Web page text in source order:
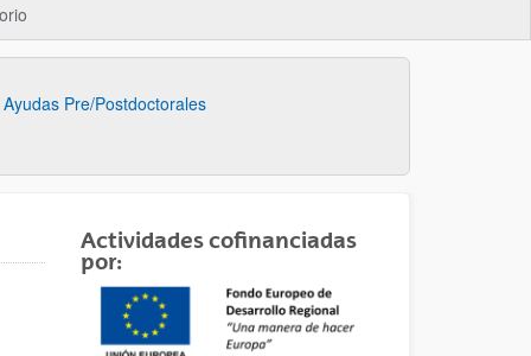
Ayudas Pre/Postdoctorales
Actividades cofinanciadas
por: